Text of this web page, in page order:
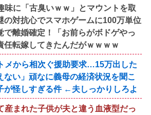
味に「古臭いｗｗ」とマウントを取
の対抗心でスマホゲームに100万単位
で離婚確定！「お前らがボドゲやっ
任転嫁してきたんだがｗｗｗｗ
メから相次ぐ援助要求…15万出した
ない」頑なに義母の経済状況を聞こ
が怪しすぎる件 ←夫しっかりしろよ
産まれた子供が夫と違う血液型だっ